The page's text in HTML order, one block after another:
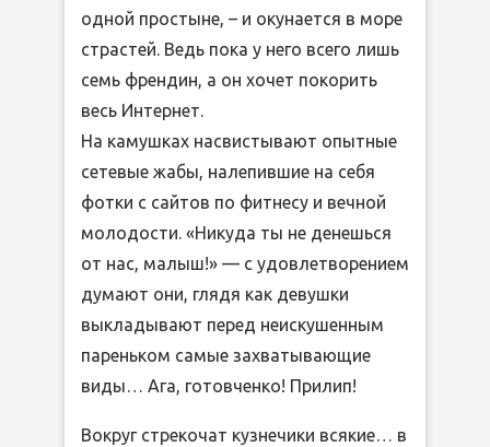
одной простыне, – и окунается в море
страстей. Ведь пока у него всего лишь
семь френдин, а он хочет покорить
весь Интернет.
На камушках насвистывают опытные
сетевые жабы, налепившие на себя
фотки с сайтов по фитнесу и вечной
молодости. «Никуда ты не денешься
от нас, малыш!» — с удовлетворением
думают они, глядя как девушки
выкладывают перед неискушенным
пареньком самые захватывающие
виды… Ага, готовченко! Прилип!
Вокруг стрекочат кузнечики всякие… в